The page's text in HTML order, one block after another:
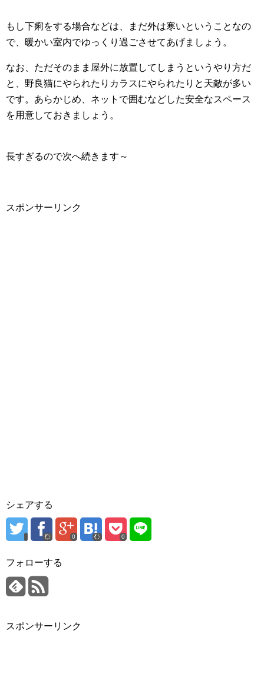
もし下痢をする場合などは、まだ外は寒いということなの
で、暖かい室内でゆっくり過ごさせてあげましょう。
なお、ただそのまま屋外に放置してしまうというやり方だ
と、野良猫にやられたりカラスにやられたりと天敵が多い
です。あらかじめ、ネットで囲むなどした安全なスペース
を用意しておきましょう。
長すぎるので次へ続きます～
スポンサーリンク
シェアする
0 0
フォローする
スポンサーリンク